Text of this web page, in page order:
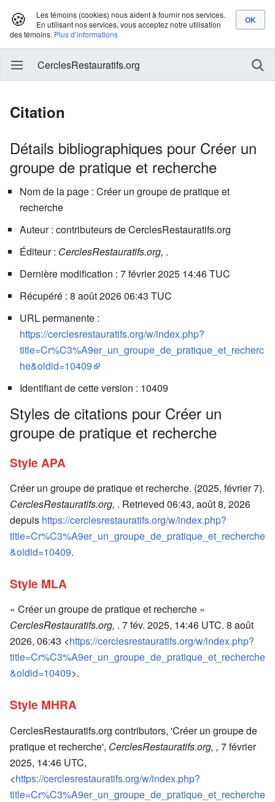
🍪
Les témoins (cookies) nous aident à fournir nos services.
En utilisant nos services, vous acceptez notre utilisation
des témoins. Plus d’informations
CerclesRestauratifs.org
Citation
Détails bibliographiques pour Créer un
groupe de pratique et recherche
Nom de la page : Créer un groupe de pratique et
recherche
Auteur : contributeurs de CerclesRestauratifs.org
Éditeur : CerclesRestauratifs.org, .
Dernière modification : 7 février 2025 14:46 TUC
Récupéré : 8 août 2026 06:43 TUC
URL permanente :
https://cerclesrestauratifs.org/w/index.php?
title=Cr%C3%A9er_un_groupe_de_pratique_et_recherc
he&oldid=10409
Identifiant de cette version : 10409
Styles de citations pour Créer un
groupe de pratique et recherche
Style APA
Créer un groupe de pratique et recherche. (2025, février 7).
CerclesRestauratifs.org, . Retrieved 06:43, août 8, 2026
depuis https://cerclesrestauratifs.org/w/index.php?
title=Cr%C3%A9er_un_groupe_de_pratique_et_recherche
&oldid=10409.
Style MLA
« Créer un groupe de pratique et recherche »
CerclesRestauratifs.org, . 7 fév. 2025, 14:46 UTC. 8 août
2026, 06:43 <https://cerclesrestauratifs.org/w/index.php?
title=Cr%C3%A9er_un_groupe_de_pratique_et_recherche
&oldid=10409>.
Style MHRA
CerclesRestauratifs.org contributors, 'Créer un groupe de
pratique et recherche', CerclesRestauratifs.org, , 7 février
2025, 14:46 UTC,
<https://cerclesrestauratifs.org/w/index.php?
title=Cr%C3%A9er_un_groupe_de_pratique_et_recherche